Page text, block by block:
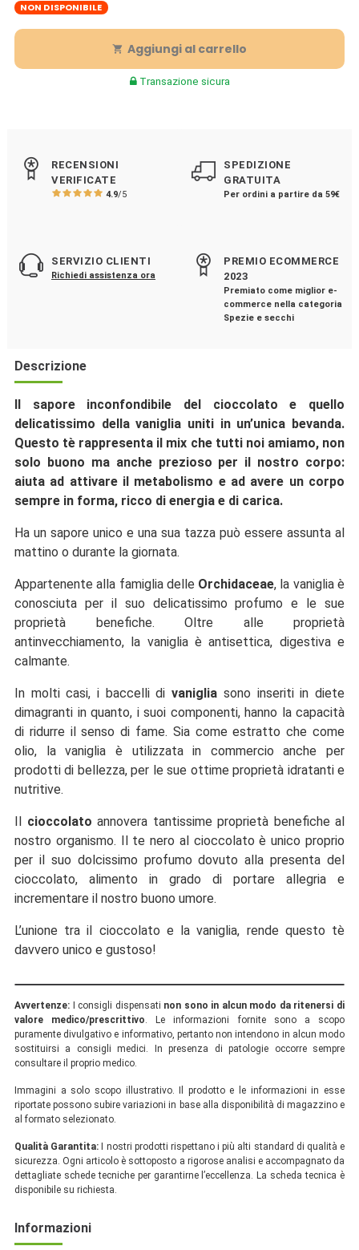
NON DISPONIBILE
 Aggiungi al carrello
Transazione sicura
RECENSIONI
VERIFICATE
4.9/5
SPEDIZIONE
GRATUITA
Per ordini a partire da 59€
SERVIZIO CLIENTI
Richiedi assistenza ora
PREMIO ECOMMERCE
2023
Premiato come miglior e-
commerce nella categoria
Spezie e secchi
Descrizione
Il sapore inconfondibile del cioccolato e quello
delicatissimo della vaniglia uniti in un’unica bevanda.
Questo tè rappresenta il mix che tutti noi amiamo, non
solo buono ma anche prezioso per il nostro corpo:
aiuta ad attivare il metabolismo e ad avere un corpo
sempre in forma, ricco di energia e di carica.
Ha un sapore unico e una sua tazza può essere assunta al
mattino o durante la giornata.
Appartenente alla famiglia delle Orchidaceae, la vaniglia è
conosciuta per il suo delicatissimo profumo e le sue
proprietà benefiche. Oltre alle proprietà
antinvecchiamento, la vaniglia è antisettica, digestiva e
calmante.
In molti casi, i baccelli divaniglia sono inseriti in diete
dimagranti in quanto, i suoi componenti, hanno la capacità
di ridurre il senso di fame. Sia come estratto che come
olio, la vaniglia è utilizzata in commercio anche per
prodotti di bellezza, per le sue ottime proprietà idratanti e
nutritive.
cioccolato annovera tantissime proprietà benefiche al
nostro organismo. Il te nero al cioccolato è unico proprio
per il suo dolcissimo profumo dovuto alla presenta del
cioccolato, alimento in grado di portare allegria e
incrementare il nostro buono umore.
L’unione tra il cioccolato e la vaniglia, rende questo tè
davvero unico e gustoso!
Avvertenze: I consigli dispensati non sono in alcun modo da ritenersi di
valore medico/prescrittivo. Le informazioni fornite sono a scopo
puramente divulgativo e informativo, pertanto non intendono in alcun modo
sostituirsi a consigli medici. In presenza di patologie occorre sempre
consultare il proprio medico.
Immagini a solo scopo illustrativo. Il prodotto e le informazioni in esse
riportate possono subire variazioni in base alla disponibilità di magazzino e
al formato selezionato.
Qualità Garantita: I nostri prodotti rispettano i più alti standard di qualità e
sicurezza. Ogni articolo è sottoposto a rigorose analisi e accompagnato da
dettagliate schede tecniche per garantirne l’eccellenza. La scheda tecnica è
disponibile su richiesta.
Informazioni